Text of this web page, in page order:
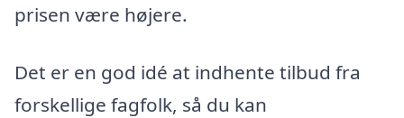
prisen være højere.
Det er en god idé at indhente tilbud fra
forskellige fagfolk, så du kan